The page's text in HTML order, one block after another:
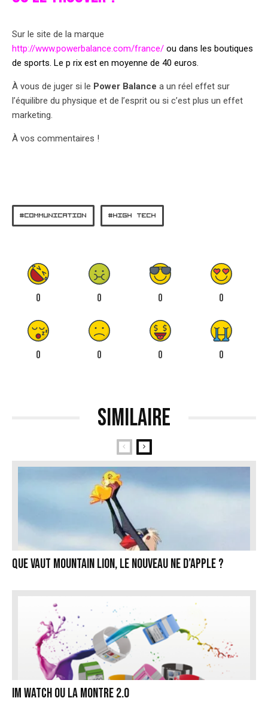
Sur le site de la marque
http://www.powerbalance.com/france/ ou dans les boutiques
de sports. Le p rix est en moyenne de 40 euros.
À vous de juger si le Power Balance a un réel effet sur
l’équilibre du physique et de l’esprit ou si c’est plus un effet
marketing.
À vos commentaires !
COMMUNICATION HIGH TECH
0 0 0 0
0 0 0 0
Similaire
Que vaut Mountain Lion, le nouveau ne d’Apple ?
Im Watch ou la montre 2.0